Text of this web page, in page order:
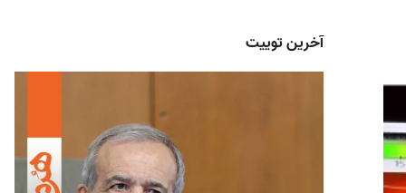
آخرین توییت